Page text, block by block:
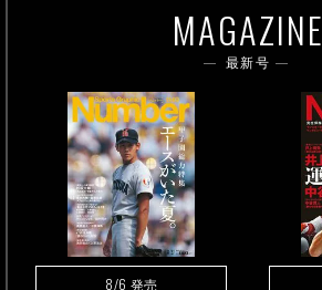
MAGAZINE
最新号
8/6 発売